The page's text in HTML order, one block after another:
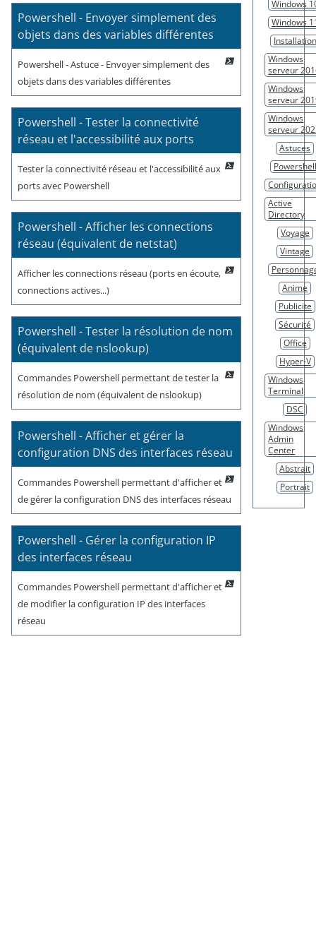
Powershell - Envoyer simplement des
objets dans des variables différentes
Powershell - Astuce - Envoyer simplement des
objets dans des variables différentes
Powershell - Tester la connectivité
réseau et l'accessibilité aux ports
Tester la connectivité réseau et l'accessibilité aux
ports avec Powershell
Powershell - Afficher les connections
réseau (équivalent de netstat)
Afficher les connections réseau (ports en écoute,
connections actives...)
Powershell - Tester la résolution de nom
(équivalent de nslookup)
Commandes Powershell permettant de tester la
résolution de nom (équivalent de nslookup)
Powershell - Afficher et gérer la
configuration DNS des interfaces réseau
Commandes Powershell permettant d'afficher et
de gérer la configuration DNS des interfaces réseau
Powershell - Gérer la configuration IP
des interfaces réseau
Commandes Powershell permettant d'afficher et
de modifier la configuration IP des interfaces
réseau
Windows
Windows
Installation
Windows
serveur
Windows
serveur
Windows
serveur
Astuces
Powershell
Active
Directory
Voyage
Vintage
Anime
Publicite
Sécurité
Office
Hyper-V
Windows
Terminal
DSC
Windows
Admin
Center
Abstrait
Portrait